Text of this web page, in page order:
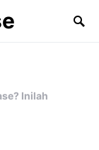
Inilah